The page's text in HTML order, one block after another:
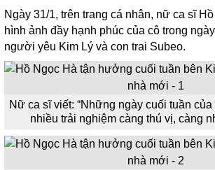
Ngày 31/1, trên trang cá nhân, nữ ca sĩ
hình ảnh đầy hạnh phúc của cô trong
người yêu Kim Lý và con trai Subeo.
Nữ ca sĩ viết: “Những ngày cuối tuần
nhiều trải nghiệm càng thú vị, càng